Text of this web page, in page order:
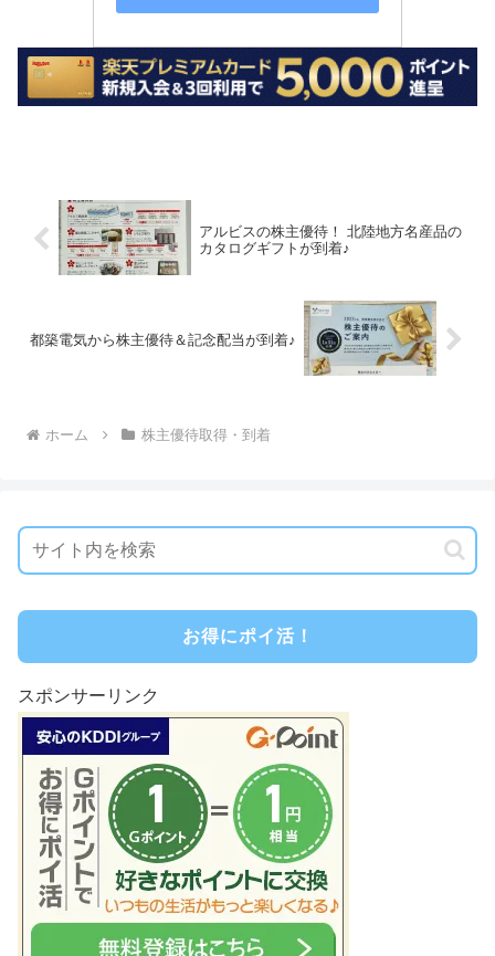
アルビスの株主優待！ 北陸地方名産品の
カタログギフトが到着♪
都築電気から株主優待＆記念配当が到着♪
ホーム 株主優待取得・到着
お得にポイ活！
スポンサーリンク